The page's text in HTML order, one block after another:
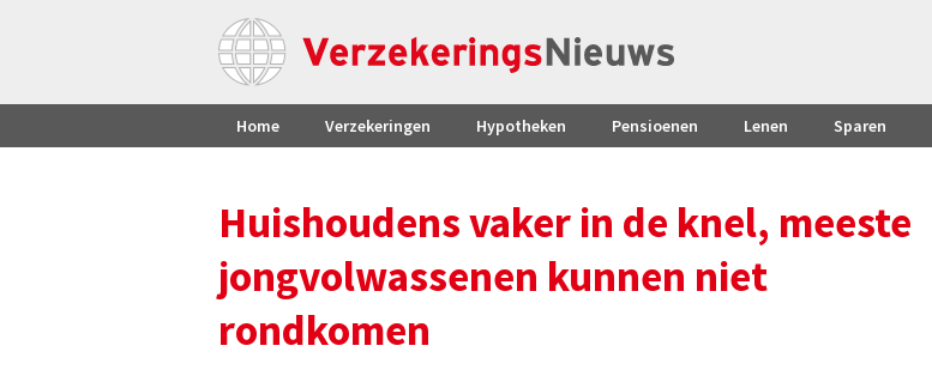
Home Verzekeringen Hypotheken Pensioenen Lenen Sparen
Huishoudens vaker in de knel, meeste
jongvolwassenen kunnen niet
rondkomen